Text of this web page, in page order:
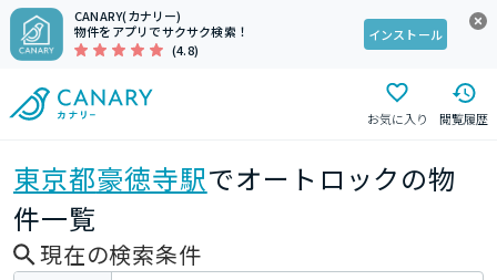
CANARY(カナリー)
物件をアプリでサクサク検索！
(4.8)
インストール
お気に入り 閲覧履歴
東京都豪徳寺駅でオートロックの物
件一覧
現在の検索条件